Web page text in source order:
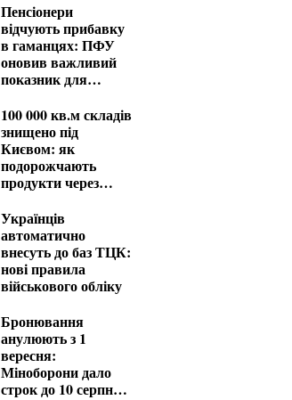
Пенсіонери
відчують прибавку
в гаманцях: ПФУ
оновив важливий
показник для
100 000 кв.м складів
знищено під
Києвом: як
подорожчають
продукти через
Українців
автоматично
внесуть до баз ТЦК:
нові правила
військового обліку
Бронювання
анулюють з 1
вересня:
Міноборони дало
строк до 10 серпня